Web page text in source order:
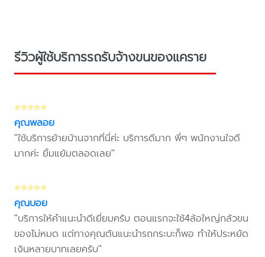
รีวิวผู้ใช้บริการรถรับจ้างขนของแคราย
⭐⭐⭐⭐⭐
คุณพลอย
"ใช้บริการย้ายบ้านจากที่นี่ค่ะ บริการดีมาก พี่ๆ พนักงานใจดี
มากค่ะ ยิ้มแย้มตลอดเลย"
⭐⭐⭐⭐⭐
คุณบอย
"บริการให้คำแนะนำดีเยี่ยมครับ ตอนแรกจะใช้4ล้อใหญ่กลัวขน
ของไม่หมด แต่ทางคุณต้นแนะนำรถกระบะก็พอ ทำให้ประหยัด
เงินหลายบาทเลยครับ"